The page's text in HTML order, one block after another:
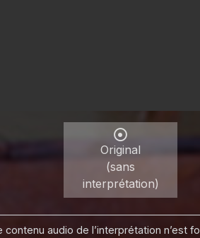
Original
(sans
interprétation)
audio de l’interprétation n’est